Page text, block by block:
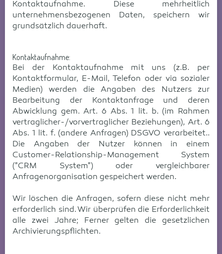
Kontaktaufnahme. Diese mehrheitlich
unternehmensbezogenen Daten, speichern wir
grundsätzlich dauerhaft.
Kontaktaufnahme:
Bei der Kontaktaufnahme mit uns (z.B. per
Kontaktformular, E-Mail, Telefon oder via sozialer
Medien) werden die Angaben des Nutzers zur
Bearbeitung der Kontaktanfrage und deren
Abwicklung gem. Art. 6 Abs. 1 lit. b. (im Rahmen
vertraglicher-/vorvertraglicher Beziehungen), Art. 6
Abs. 1 lit. f. (andere Anfragen) DSGVO verarbeitet..
Die Angaben der Nutzer können in einem
Customer-Relationship-Management System
("CRM System") oder vergleichbarer
Anfragenorganisation gespeichert werden.
Wir löschen die Anfragen, sofern diese nicht mehr
erforderlich sind. Wir überprüfen die Erforderlichkeit
alle zwei Jahre; Ferner gelten die gesetzlichen
Archivierungspflichten.